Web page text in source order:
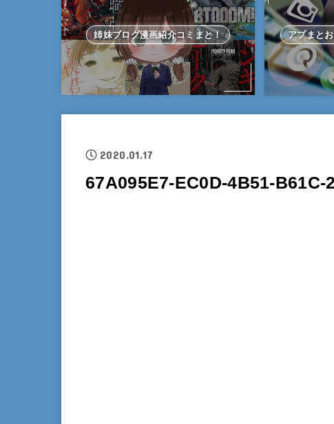
姉妹ブログ漫画紹介コミまと！ アプまと
2020.01.17
67A095E7-EC0D-4B51-B61C-